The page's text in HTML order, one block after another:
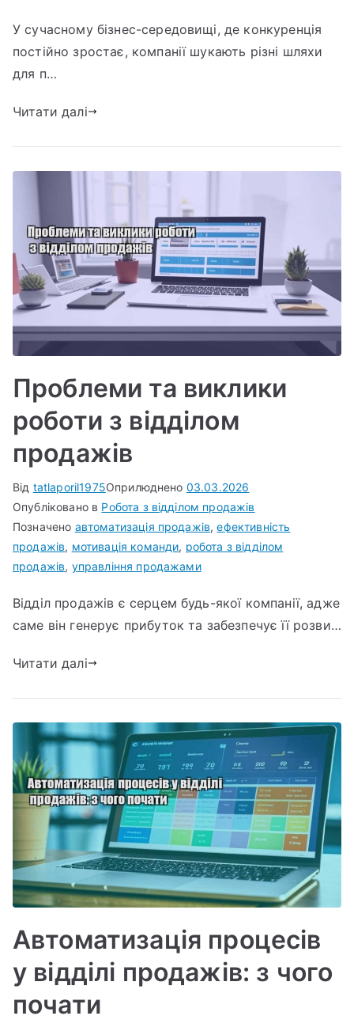
У сучасному бізнес-середовищі, де конкуренція
постійно зростає, компанії шукають різні шляхи
для п…
Читати далі
Проблеми та виклики
роботи з відділом
продажів
Від tatlaporil1975Оприлюднено 03.03.2026
Опубліковано в Робота з відділом продажів
Позначено автоматизація продажів,ефективність
продажів, мотивація команди, робота з відділом
продажів, управління продажами
Відділ продажів є серцем будь-якої компанії, адже
саме він генерує прибуток та забезпечує її розви…
Читати далі
Автоматизація процесів
у відділі продажів: з чого
почати